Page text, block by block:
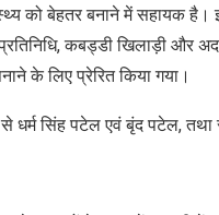
को बेहतर बनाने में सहायक है।
कबड्डी खिलाड़ी और
के लिए प्रेरित किया गया।
धर्म सिंह पटेल एवं बृंद पटेल, तथा